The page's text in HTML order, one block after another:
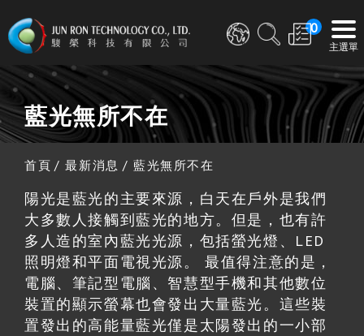
0
藍光無所不在
首頁 最新消息 藍光無所不在
陽光是藍光的主要來源，白天在戶外是我們
大多數人接觸到藍光的地方。但是，也有許
多人造的室內藍光光源，包括螢光燈、LED
照明燈和平面電視光源。 最值得注意的是，
電腦、筆記型電腦、智慧型手機和其他數位
裝置的顯示螢幕也會發出大量藍光。這些裝
置發出的高能量藍光僅是太陽發出的一小部